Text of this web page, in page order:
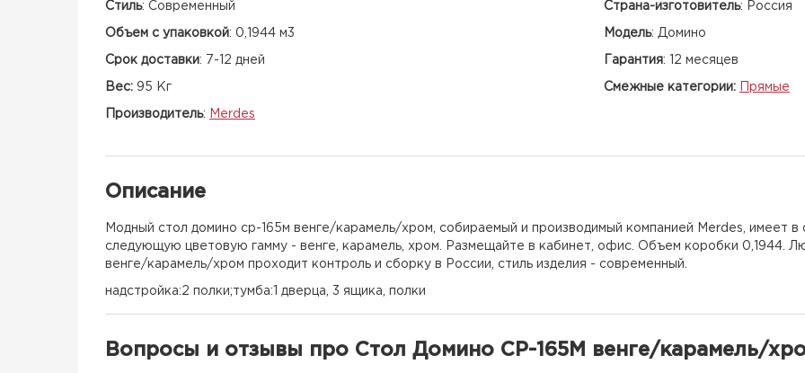
Стиль: Современный Страна-изготовитель: Россия
Объем с упаковкой: 0,1944 м3 Модель: Домино
Срок доставки: 7-12 дней Гарантия: 12 месяцев
Вес: 95 Кг Смежные категории: Прямые
Производитель: Merdes
Описание
Модный стол домино ср-165м венге/карамель/хром, собираемый и производимый компанией Merdes, имеет
следующую цветовую гамму - венге, карамель, хром. Размещайте в кабинет, офис. Объем коробки 0,1944.
венге/карамель/хром проходит контроль и сборку в России, стиль изделия - современный.
надстройка:2 полки;тумба:1 дверца, 3 ящика, полки
Вопросы и отзывы про Стол Домино СР-165М венге/карамель/